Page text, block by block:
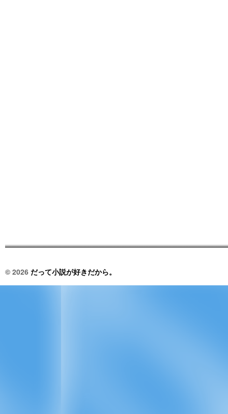
© 2026 だって小説が好きだから。